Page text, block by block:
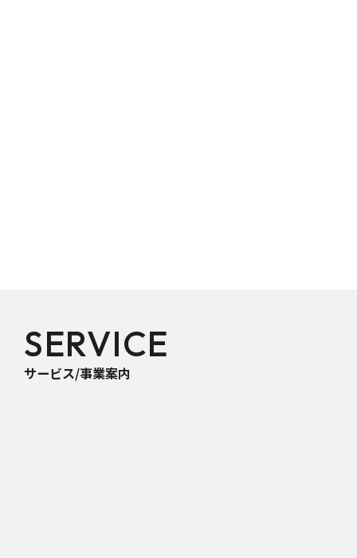
SERVICE
サービス/事業案内